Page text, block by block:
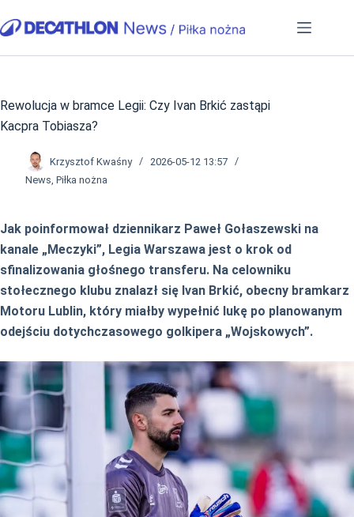
do
Rewolucja w bramce Legii: Czy Ivan Brkić zastąpi
Kacpra Tobiasza?
Krzysztof Kwaśny
2026-05-12 13:57
News, Piłka nożna
Jak poinformował dziennikarz Paweł Gołaszewski na
kanale „Meczyki”, Legia Warszawa jest o krok od
sfinalizowania głośnego transferu. Na celowniku
stołecznego klubu znalazł się Ivan Brkić, obecny bramkarz
Motoru Lublin, który miałby wypełnić lukę po planowanym
odejściu dotychczasowego golkipera „Wojskowych”.